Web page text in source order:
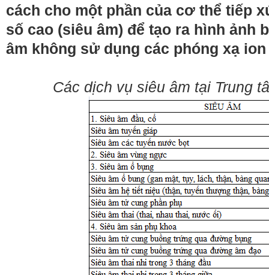
cách cho một phần của cơ thể tiếp
số cao (siêu âm) để tạo ra hình ảnh
âm không sử dụng các phóng xạ
Các dịch vụ siêu âm tại Trung